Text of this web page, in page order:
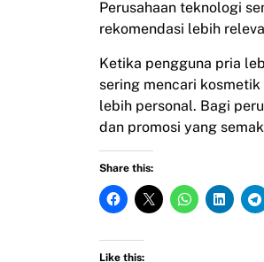
Perusahaan teknologi
rekomendasi lebih
Ketika pengguna pria
sering mencari
lebih personal. Bagi
dan promosi yang
Share this:
Like this: